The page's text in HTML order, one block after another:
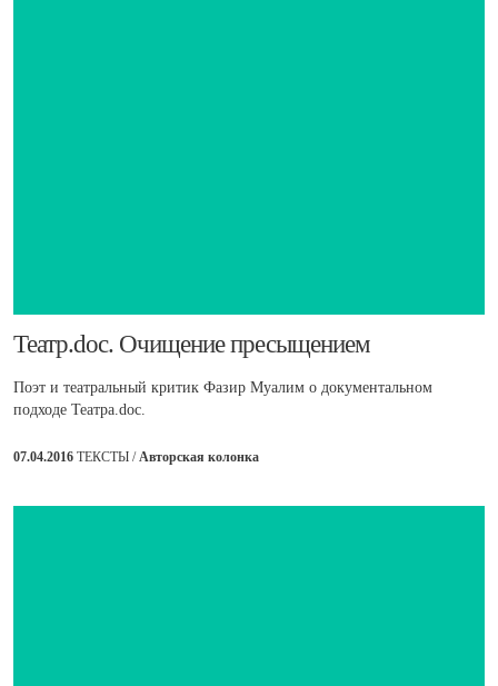
​Театр.doc. Очищение пресыщением
Поэт и театральный критик Фазир Муалим о документальном
подходе Театра.doc.
07.04.2016 ТЕКСТЫ /Авторская колонка